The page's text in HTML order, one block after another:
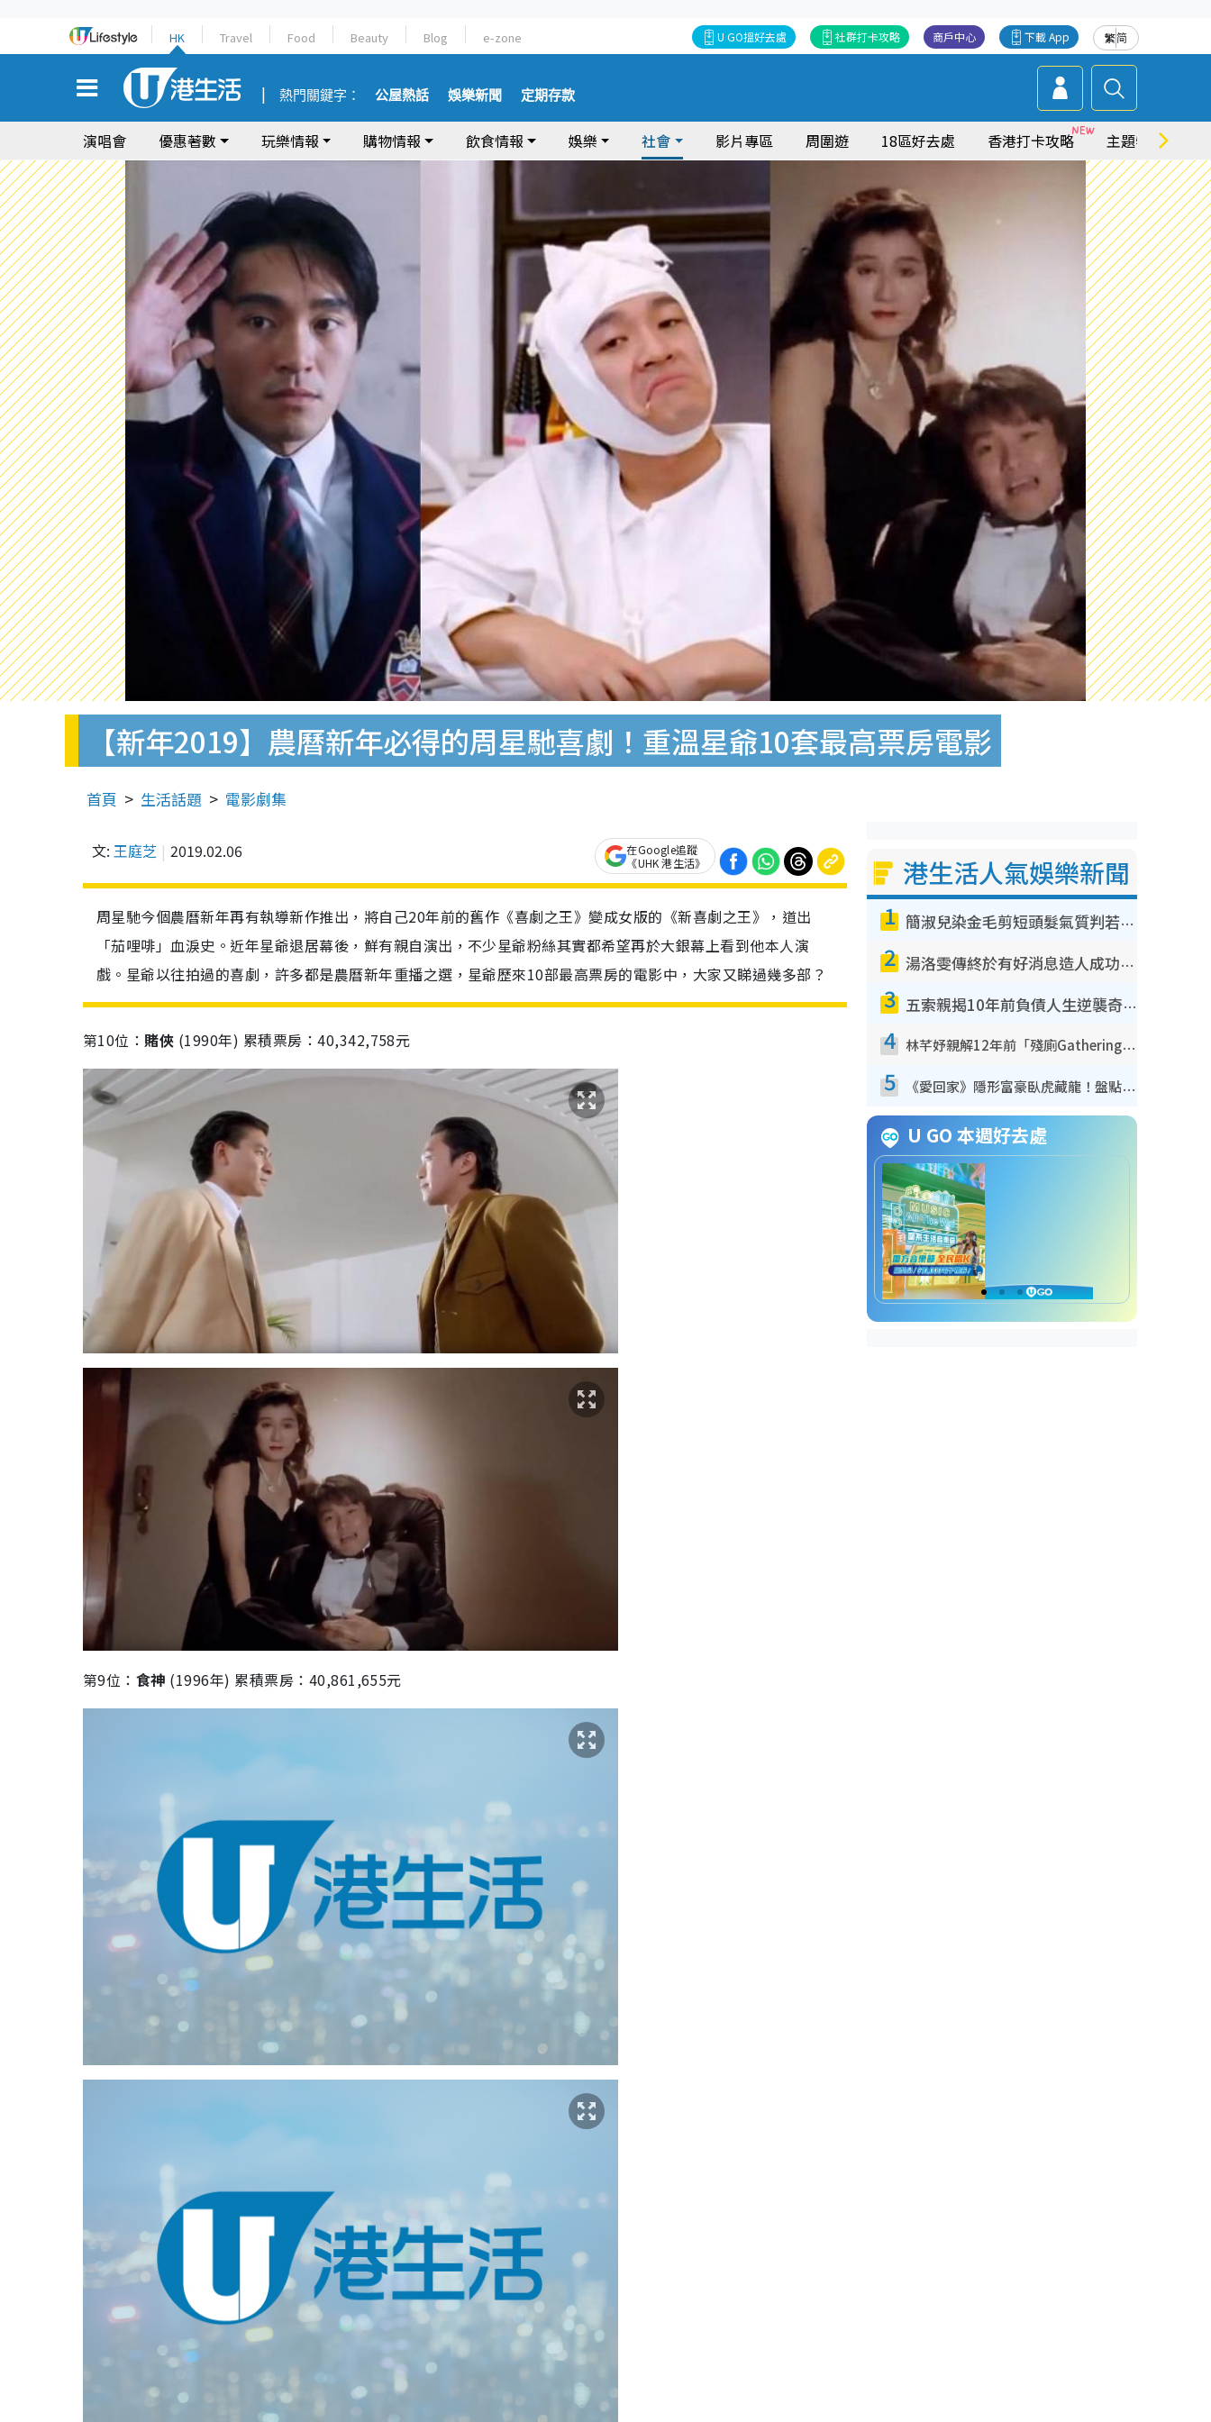
HK Travel Food Beauty Blog e-zone 繁简
下載 App
商戶中心
社群打卡攻略
U GO搵好去處
熱門關鍵字： 公屋熱話 娛樂新聞 定期存款
演唱會 優惠著數 玩樂情報 購物情報 飲食情報 娛樂 社會 影片專區 周圍遊 18區好去處 香港打卡攻略 主題特集
【新年2019】農曆新年必得的周星馳喜劇！重溫星爺10套最高票房電影
首頁 生活話題 電影劇集
文: 王庭芝 2019.02.06
在Google追蹤
《UHK 港生活》
周星馳今個農曆新年再有執導新作推出，將自己20年前的舊作《喜劇之王》變成女版的《新喜劇之王》，道出
「茄哩啡」血淚史。近年星爺退居幕後，鮮有親自演出，不少星爺粉絲其實都希望再於大銀幕上看到他本人演
戲。星爺以往拍過的喜劇，許多都是農曆新年重播之選，星爺歷來10部最高票房的電影中，大家又睇過幾多部？
第10位： 賭俠 (1990年) 累積票房：40,342,758元
第9位： 食神 (1996年) 累積票房： 40,861,655元
港生活人氣娛樂新聞
1 簡淑兒染金毛剪短頭髮氣質判若兩人！嚇壞老公麥大力都認唔出：「你做咩事？」
2 湯洛雯傳終於有好消息造人成功！兩大細節曝孕味極濃惹猜測：大肚婆先會咁！
3 五索親揭10年前負債人生逆襲奇蹟！全靠去一地方轉運後即遇上馬先生
4 林芊妤親解12年前「殘廁Gathering」真相！高層解約一句話重創尊嚴至今拒返TVB
5 《愛回家》隱形富豪臥虎藏龍！盤點12位財氣逼人的有錢藝人：呢位靚女3億身家唔憂做
U GO 本週好去處